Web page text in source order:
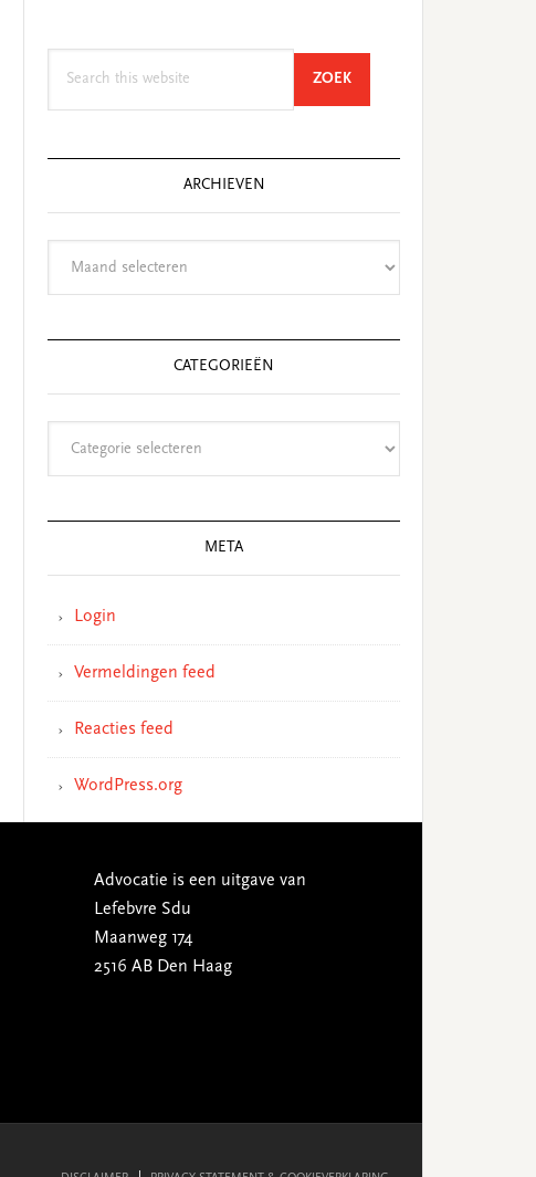
ZOEKSEARCH
ARCHIEVEN
CATEGORIEËN
META
Login
Vermeldingen feed
Reacties feed
WordPress.org
Advocatie is een uitgave van
Lefebvre Sdu
Maanweg 174
2516 AB Den Haag